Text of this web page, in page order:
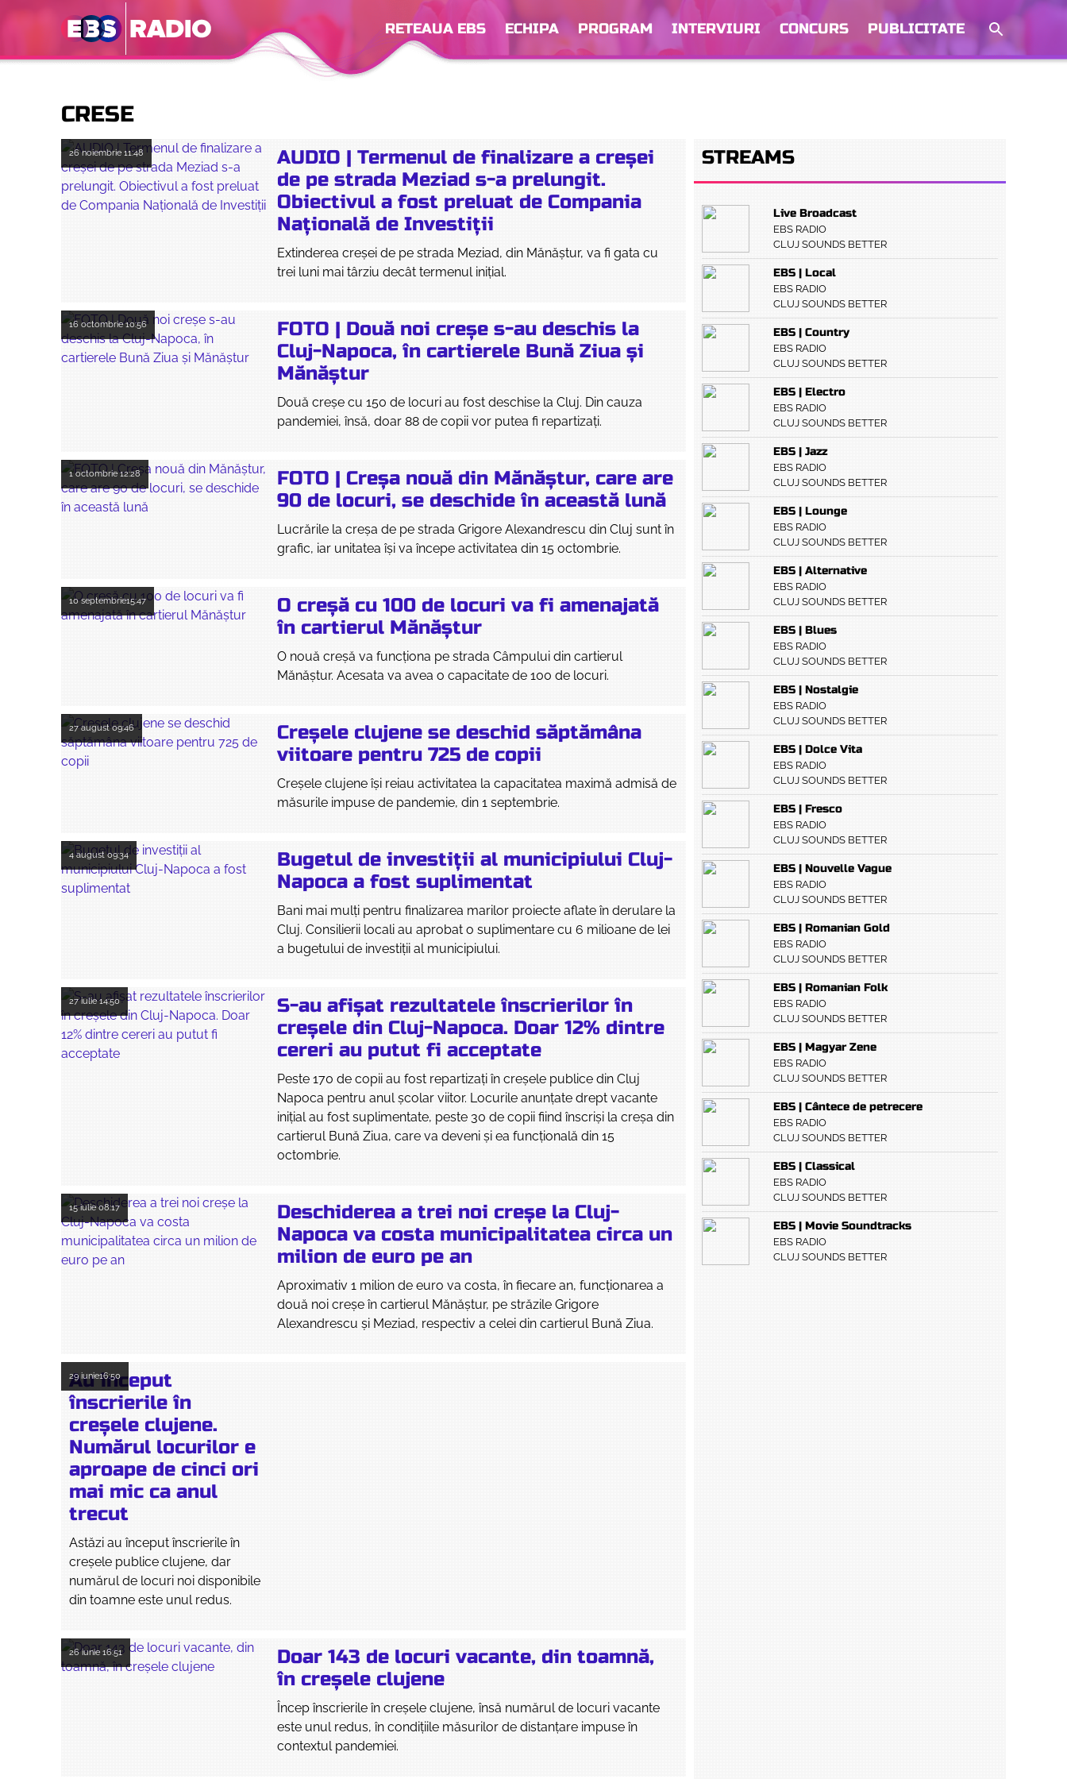
RETEAUA EBS ECHIPA PROGRAM INTERVIURI CONCURS PUBLICITATE
CRESE
26 noiembrie 11:48
AUDIO | Termenul de finalizare a creșei
de pe strada Meziad s-a prelungit.
Obiectivul a fost preluat de Compania
Națională de Investiții
Extinderea creșei de pe strada Meziad, din Mănăștur, va fi gata cu
trei luni mai târziu decât termenul inițial.
16 octombrie10:56
FOTO | Două noi creșe s-au deschis la
Cluj-Napoca, în cartierele Bună Ziua și
Mănăștur
Două creșe cu 150 de locuri au fost deschise la Cluj. Din cauza
pandemiei, însă, doar 88 de copii vor putea fi repartizați.
1 octombrie12:28
FOTO | Creșa nouă din Mănăștur, care are
90 de locuri, se deschide în această lună
Lucrările la creșa de pe strada Grigore Alexandrescu din Cluj sunt în
grafic, iar unitatea își va începe activitatea din 15 octombrie.
10 septembrie15:47
O creșă cu 100 de locuri va fi amenajată
în cartierul Mănăștur
O nouă creșă va funcționa pe strada Câmpului din cartierul
Mănăștur. Acesata va avea o capacitate de 100 de locuri.
27 august09:46
Creșele clujene se deschid săptămâna
viitoare pentru 725 de copii
Creșele clujene își reiau activitatea la capacitatea maximă admisă de
măsurile impuse de pandemie, din 1 septembrie.
4 august09:34
Bugetul de investiții al municipiului Cluj-
Napoca a fost suplimentat
Bani mai mulți pentru finalizarea marilor proiecte aflate în derulare la
Cluj. Consilierii locali au aprobat o suplimentare cu 6 milioane de lei
a bugetului de investiții al municipiului.
27 iulie14:50
S-au afișat rezultatele înscrierilor în
creșele din Cluj-Napoca. Doar 12% dintre
cereri au putut fi acceptate
Peste 170 de copii au fost repartizați în creșele publice din Cluj
Napoca pentru anul școlar viitor. Locurile anunțate drept vacante
inițial au fost suplimentate, peste 30 de copii fiind înscriși la creșa din
cartierul Bună Ziua, care va deveni și ea funcțională din 15
octombrie.
15 iulie08:17
Deschiderea a trei noi creșe la Cluj-
Napoca va costa municipalitatea circa un
milion de euro pe an
Aproximativ 1 milion de euro va costa, în fiecare an, funcționarea a
două noi creșe în cartierul Mănăștur, pe străzile Grigore
Alexandrescu și Meziad, respectiv a celei din cartierul Bună Ziua.
29 iunie16:50
Au început
înscrierile în
creșele clujene.
Numărul locurilor e
aproape de cinci ori
mai mic ca anul
trecut
Astăzi au început înscrierile în
creșele publice clujene, dar
numărul de locuri noi disponibile
din toamne este unul redus.
26 iunie 16:51
Doar 143 de locuri vacante, din toamnă,
în creșele clujene
Încep înscrierile în creșele clujene, însă numărul de locuri vacante
este unul redus, în condițiile măsurilor de distanțare impuse în
contextul pandemiei.
STREAMS
Live Broadcast
EBS RADIO
CLUJ SOUNDS BETTER
EBS | Local
EBS RADIO
CLUJ SOUNDS BETTER
EBS | Country
EBS RADIO
CLUJ SOUNDS BETTER
EBS | Electro
EBS RADIO
CLUJ SOUNDS BETTER
EBS | Jazz
EBS RADIO
CLUJ SOUNDS BETTER
EBS | Lounge
EBS RADIO
CLUJ SOUNDS BETTER
EBS | Alternative
EBS RADIO
CLUJ SOUNDS BETTER
EBS | Blues
EBS RADIO
CLUJ SOUNDS BETTER
EBS | Nostalgie
EBS RADIO
CLUJ SOUNDS BETTER
EBS | Dolce Vita
EBS RADIO
CLUJ SOUNDS BETTER
EBS | Fresco
EBS RADIO
CLUJ SOUNDS BETTER
EBS | Nouvelle Vague
EBS RADIO
CLUJ SOUNDS BETTER
EBS | Romanian Gold
EBS RADIO
CLUJ SOUNDS BETTER
EBS | Romanian Folk
EBS RADIO
CLUJ SOUNDS BETTER
EBS | Magyar Zene
EBS RADIO
CLUJ SOUNDS BETTER
EBS | Cântece de petrecere
EBS RADIO
CLUJ SOUNDS BETTER
EBS | Classical
EBS RADIO
CLUJ SOUNDS BETTER
EBS | Movie Soundtracks
EBS RADIO
CLUJ SOUNDS BETTER